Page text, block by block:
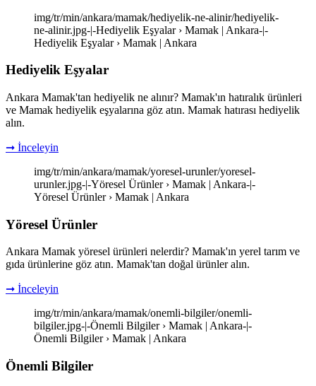
img/tr/min/ankara/mamak/hediyelik-ne-alinir/hediyelik-
ne-alinir.jpg-|-Hediyelik Eşyalar › Mamak | Ankara-|-
Hediyelik Eşyalar › Mamak | Ankara
Hediyelik Eşyalar
Ankara Mamak'tan hediyelik ne alınır? Mamak'ın hatıralık ürünleri
ve Mamak hediyelik eşyalarına göz atın. Mamak hatırası hediyelik
alın.
➞ İnceleyin
img/tr/min/ankara/mamak/yoresel-urunler/yoresel-
urunler.jpg-|-Yöresel Ürünler › Mamak | Ankara-|-
Yöresel Ürünler › Mamak | Ankara
Yöresel Ürünler
Ankara Mamak yöresel ürünleri nelerdir? Mamak'ın yerel tarım ve
gıda ürünlerine göz atın. Mamak'tan doğal ürünler alın.
➞ İnceleyin
img/tr/min/ankara/mamak/onemli-bilgiler/onemli-
bilgiler.jpg-|-Önemli Bilgiler › Mamak | Ankara-|-
Önemli Bilgiler › Mamak | Ankara
Önemli Bilgiler